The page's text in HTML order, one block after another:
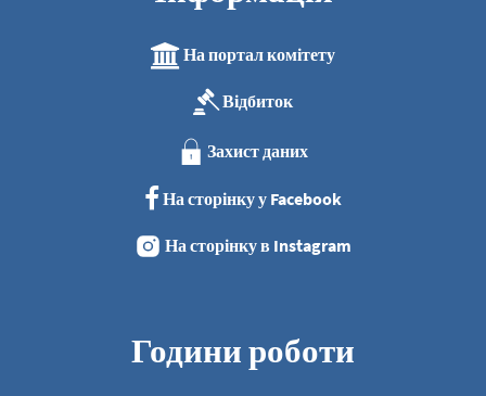
На портал комітету
Відбиток
Захист даних
На сторінку у Facebook
На сторінку в Instagram
Години роботи